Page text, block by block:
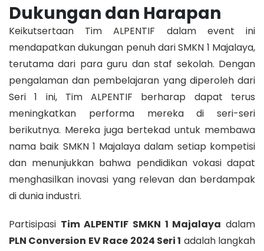
Dukungan dan Harapan
Keikutsertaan Tim ALPENTIF dalam event ini
mendapatkan dukungan penuh dari SMKN 1 Majalaya,
terutama dari para guru dan staf sekolah. Dengan
pengalaman dan pembelajaran yang diperoleh dari
Seri 1 ini, Tim ALPENTIF berharap dapat terus
meningkatkan performa mereka di seri-seri
berikutnya. Mereka juga bertekad untuk membawa
nama baik SMKN 1 Majalaya dalam setiap kompetisi
dan menunjukkan bahwa pendidikan vokasi dapat
menghasilkan inovasi yang relevan dan berdampak
di dunia industri.
Partisipasi Tim ALPENTIF SMKN 1 Majalaya dalam
PLN Conversion EV Race 2024 Seri 1 adalah langkah